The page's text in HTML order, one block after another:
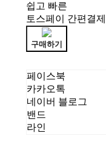
쉽고 빠른
토스페이 간편결제
구매하기
페이스북
카카오톡
네이버 블로그
밴드
라인